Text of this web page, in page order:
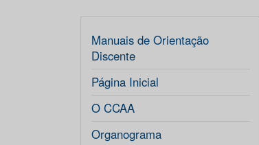
Manuais de Orientação
Discente
Página Inicial
O CCAA
Organograma